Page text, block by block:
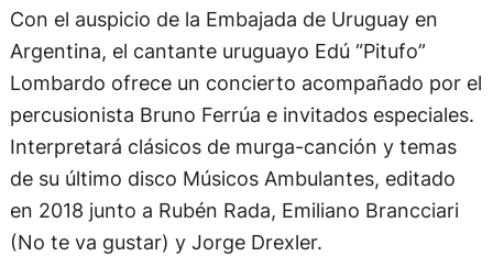
Con el auspicio de la Embajada de Uruguay en
Argentina, el cantante uruguayo Edú “Pitufo”
Lombardo ofrece un concierto acompañado por el
percusionista Bruno Ferrúa e invitados especiales.
Interpretará clásicos de murga-canción y temas
de su último disco Músicos Ambulantes, editado
en 2018 junto a Rubén Rada, Emiliano Brancciari
(No te va gustar) y Jorge Drexler.